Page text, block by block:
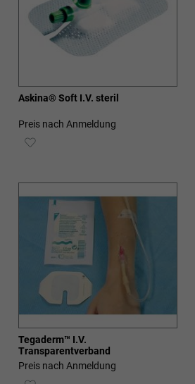
Askina® Soft I.V. steril
Preis nach Anmeldung
Tegaderm™ I.V.
Transparentverband
Preis nach Anmeldung